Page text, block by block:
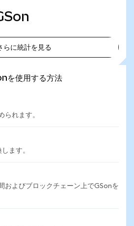
らに統計を見る
使用する方法
られます。
ます。
およびブロックチェーン上でGSonを